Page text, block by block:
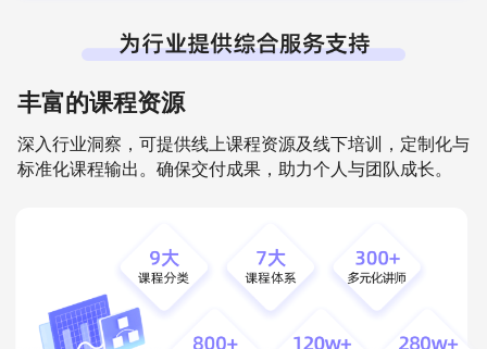
丰富的课程资源
深入行业洞察，可提供线上课程资源及线下培训，定制化与
标准化课程输出。确保交付成果，助力个人与团队成长。